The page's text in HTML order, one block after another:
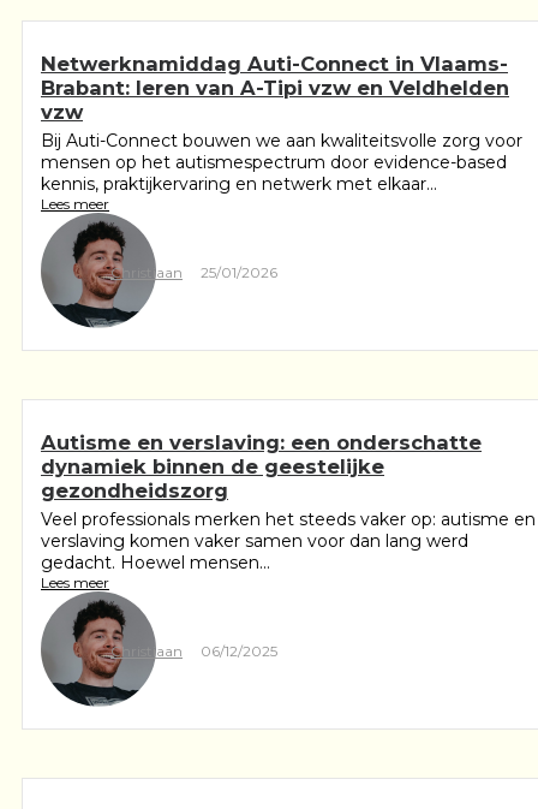
Netwerknamiddag Auti-Connect in Vlaams-
Brabant: leren van A-Tipi vzw en Veldhelden
vzw
Bij Auti-Connect bouwen we aan kwaliteitsvolle zorg voor
mensen op het autismespectrum door evidence-based
kennis, praktijkervaring en netwerk met elkaar...
Lees meer
Christiaan 25/01/2026
Autisme en verslaving: een onderschatte
dynamiek binnen de geestelijke
gezondheidszorg
Veel professionals merken het steeds vaker op: autisme en
verslaving komen vaker samen voor dan lang werd
gedacht. Hoewel mensen...
Lees meer
Christiaan 06/12/2025